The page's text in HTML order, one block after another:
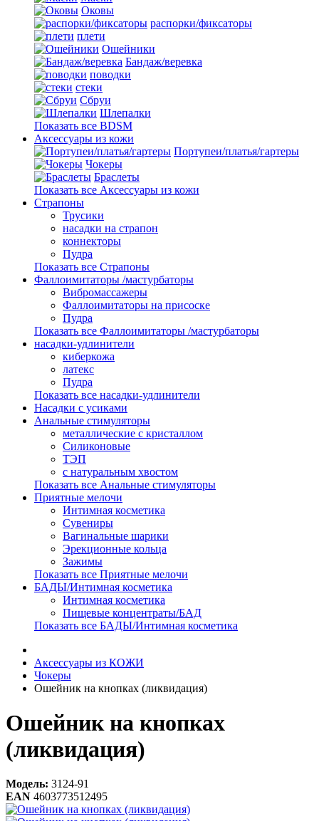
Оковы
распорки/фиксаторы
плети
Ошейники
Бандаж/веревка
поводки
стеки
Сбруи
Шлепалки
Показать все BDSM
Аксессуары из кожи
Портупеи/платья/гартеры
Чокеры
Браслеты
Показать все Аксессуары из кожи
Страпоны
Трусики
насадки на страпон
коннекторы
Пудра
Показать все Страпоны
Фаллоимитаторы /мастурбаторы
Вибромассажеры
Фаллоимитаторы на присоске
Пудра
Показать все Фаллоимитаторы /мастурбаторы
насадки-удлинители
киберкожа
латекс
Пудра
Показать все насадки-удлинители
Насадки с усиками
Анальные стимуляторы
металлические с кристаллом
Силиконовые
ТЭП
с натуральным хвостом
Показать все Анальные стимуляторы
Приятные мелочи
Интимная косметика
Сувениры
Вагинальные шарики
Эрекционные кольца
Зажимы
Показать все Приятные мелочи
БАДЫ/Интимная косметика
Интимная косметика
Пищевые концентраты/БАД
Показать все БАДЫ/Интимная косметика
Аксессуары из КОЖИ
Чокеры
Ошейник на кнопках (ликвидация)
Ошейник на кнопках
(ликвидация)
Модель: 3124-91
EAN 4603773512495